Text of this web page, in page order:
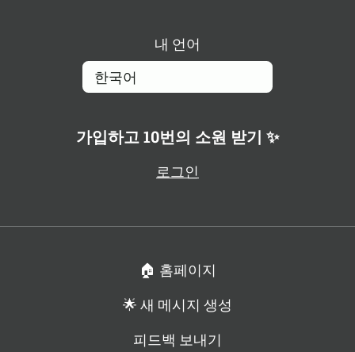
내 언어
가입하고 10번의 소원 받기 ✨
로그인
🏠 홈페이지
🌟 새 메시지 생성
피드백 보내기